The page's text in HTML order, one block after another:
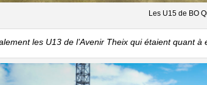
Les U15 de BO
les U13 de l’Avenir Theix qui étaient quant